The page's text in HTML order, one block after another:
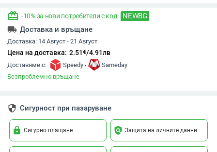
redeem -10% за нови потребители с код: NEWBG
local_shipping Доставка и връщане
Доставка: 14 Август - 21 Август
Цена на доставка: 2.51€/4.91лв
Доставяме с: Speedy ,
Sameday
Безпроблемно връщане
security Сигурност при пазаруване
lock Сигурно плащане policy Защита на личните данни